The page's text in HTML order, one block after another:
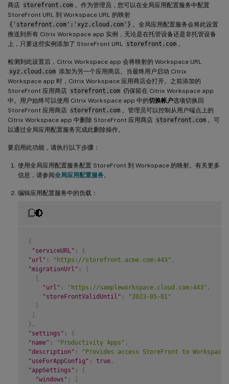
商店 storefront.com 。作为管理员，您可以在全局应用配置服务中配置
StoreFront URL 到 Workspace URL 的映射
{'storefront.com':'xyz.cloud.com'} 。全局应用配置服务会将此设置
推送到所有 Citrix Workspace app 实例，无论是在托管设备还是非托管设备
上，只要这些实例添加了 StoreFront URL storefront.com 。
检测到此设置后，Citrix Workspace app 会将映射的 Workspace URL
xyz.cloud.com 添加为另一个应用商店。当最终用户启动 Citrix
Workspace app 时，Citrix Workspace 应用商店会打开。之前添加的
StoreFront 应用商店 storefront.com 仍保留在 Citrix Workspace app
中。用户始终可以使用 Citrix Workspace app 中的切换帐户选项切换回
StoreFront 应用商店 storefront.com 。管理员可以控制从用户端点上的
Citrix Workspace app 中删除 StoreFront 应用商店 storefront.com 。可
以通过全局应用配置服务完成此删除操作。
要启用此功能，请执行以下步骤：
使用全局应用配置服务配置 StoreFront 到 Workspace 的映射。有关更多
信息，请参阅全局应用配置服务。
编辑应用配置服务中的负载：
{
"serviceURL" :
{
"url" : "https://storefront.acme.com:443" ,
"migrationUrl" :
{
"url" : "https://sampleworkspace.cloud.com:443" ,
"storeFrontValidUntil" :
"2023-05-01"
}
} ,
"settings" :
{
"name" : "Productivity Apps" ,
"description" :
"Provides access StoreFront to
"useForAppConfig" : true ,
"appSettings" :
{
"windows" :